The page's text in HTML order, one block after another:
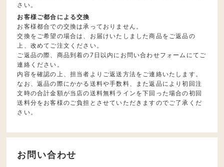
さい。
お客様ご都合による交換
お客様都合での交換は承っておりません。
交換をご希望の場合は、お届けいたしました商品をご返品の
上、改めてご注文ください。
ご返品の際、商品到着の7日以内にお問い合わせフォームにてご
連絡ください。
内容を確認の上、担当者よりご返送方法をご連絡いたします。
なお、返品の際にかかる送料や手数料、また返品により初回注
文時の合計金額が当店の送料無料ラインを下回った場合の初回
送料分をお客様のご負担とさせていただきますのでご了承くだ
さい。
お問い合わせ